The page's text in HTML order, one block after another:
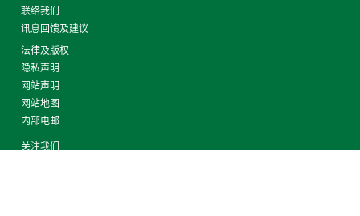
联络我们
讯息回馈及建议
法律及版权
隐私声明
网站声明
网站地图
内部电邮
关注我们